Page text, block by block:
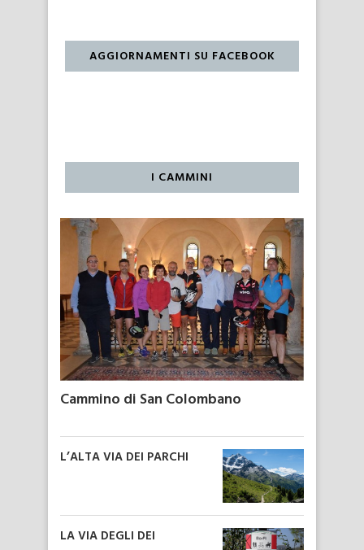
AGGIORNAMENTI SU FACEBOOK
I CAMMINI
Cammino di San Colombano
L’ALTA VIA DEI PARCHI
LA VIA DEGLI DEI